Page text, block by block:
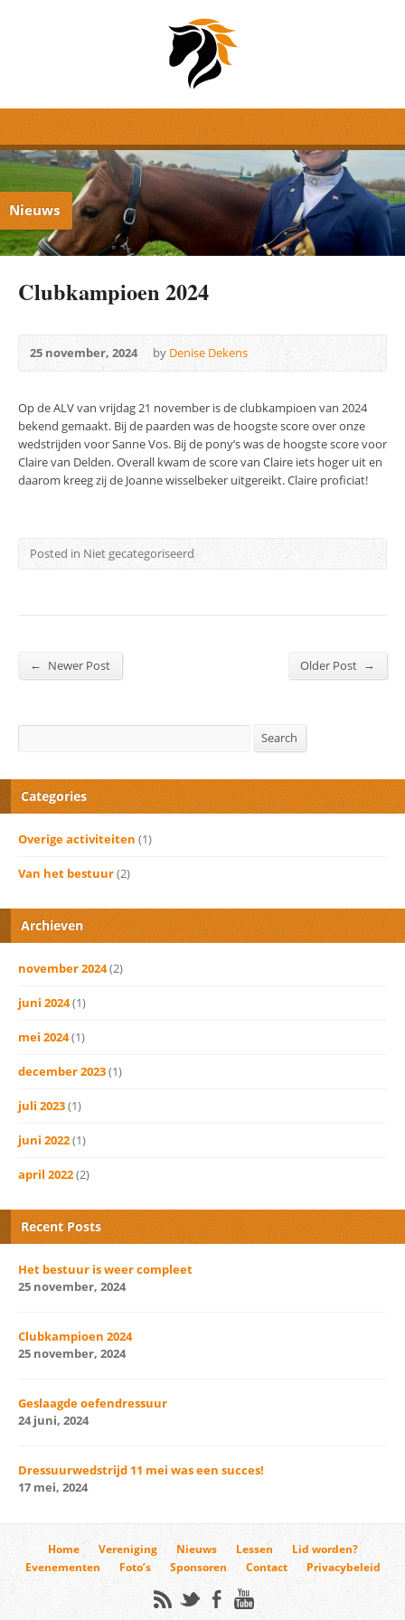
Nieuws
Clubkampioen 2024
25 november, 2024 by Denise Dekens
Op de ALV van vrijdag 21 november is de clubkampioen van 2024
bekend gemaakt. Bij de paarden was de hoogste score over onze
wedstrijden voor Sanne Vos. Bij de pony’s was de hoogste score voor
Claire van Delden. Overall kwam de score van Claire iets hoger uit en
daarom kreeg zij de Joanne wisselbeker uitgereikt. Claire proficiat!
Posted in Niet gecategoriseerd
← Newer Post Older Post →
Search
Categories
Overige activiteiten (1)
Van het bestuur(2)
Archieven
november 2024(2)
juni 2024(1)
mei 2024(1)
december 2023(1)
juli 2023(1)
juni 2022(1)
april 2022(2)
Recent Posts
Het bestuur is weer compleet
25 november, 2024
Clubkampioen 2024
25 november, 2024
Geslaagde oefendressuur
24 juni, 2024
Dressuurwedstrijd 11 mei was een succes!
17 mei, 2024
Home Vereniging Nieuws Lessen
Lid worden?
Evenementen
Foto’s Sponsoren Contact Privacybeleid